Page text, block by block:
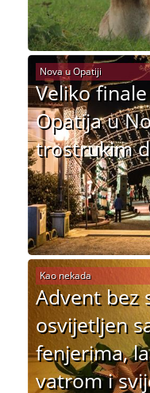
Veliko
Opatija u
trostrukim
Nova u Opatiji
Advent bez
osvijetljen
fenjerima,
vatrom i
Kao nekada